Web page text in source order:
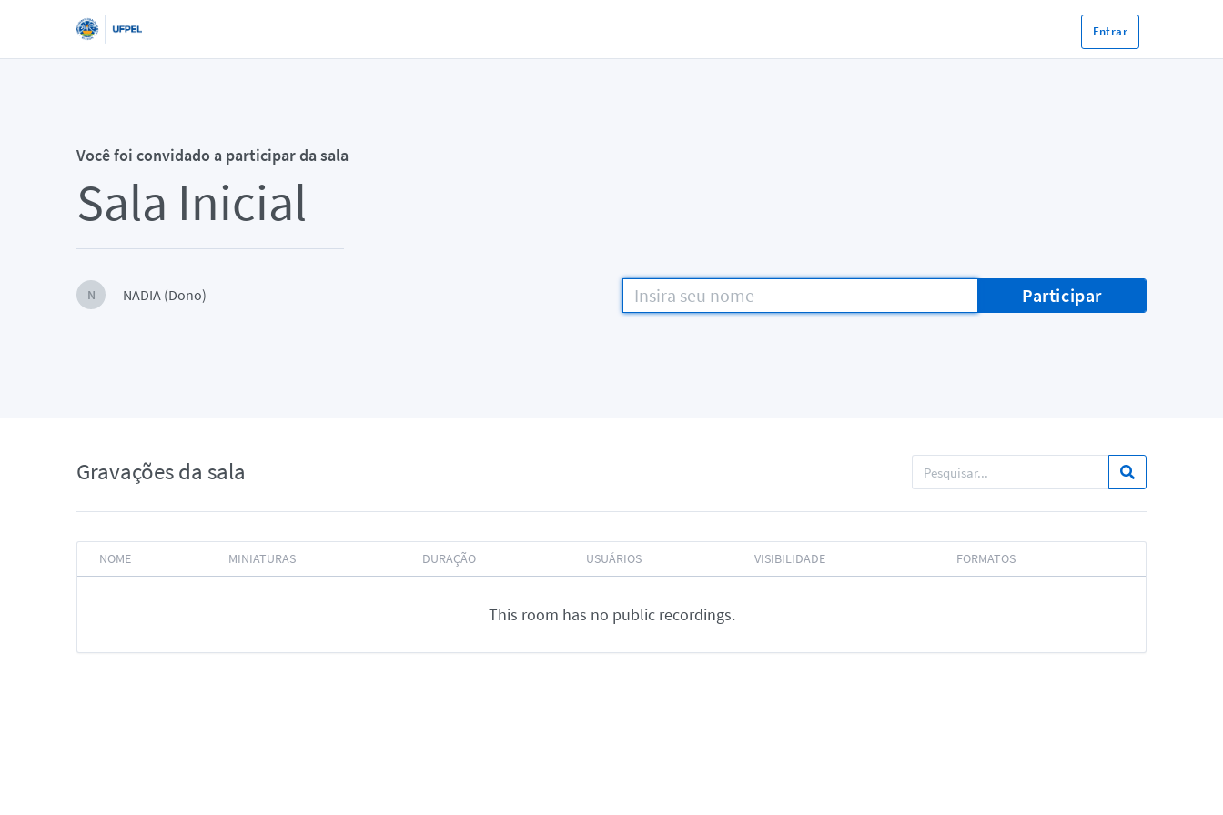
Entrar
Você foi convidado a participar da sala
Sala Inicial
N NADIA (Dono) Participar
Gravações da sala
NOME MINIATURAS DURAÇÃO USUÁRIOS VISIBILIDADE FORMATOS
This room has no public recordings.